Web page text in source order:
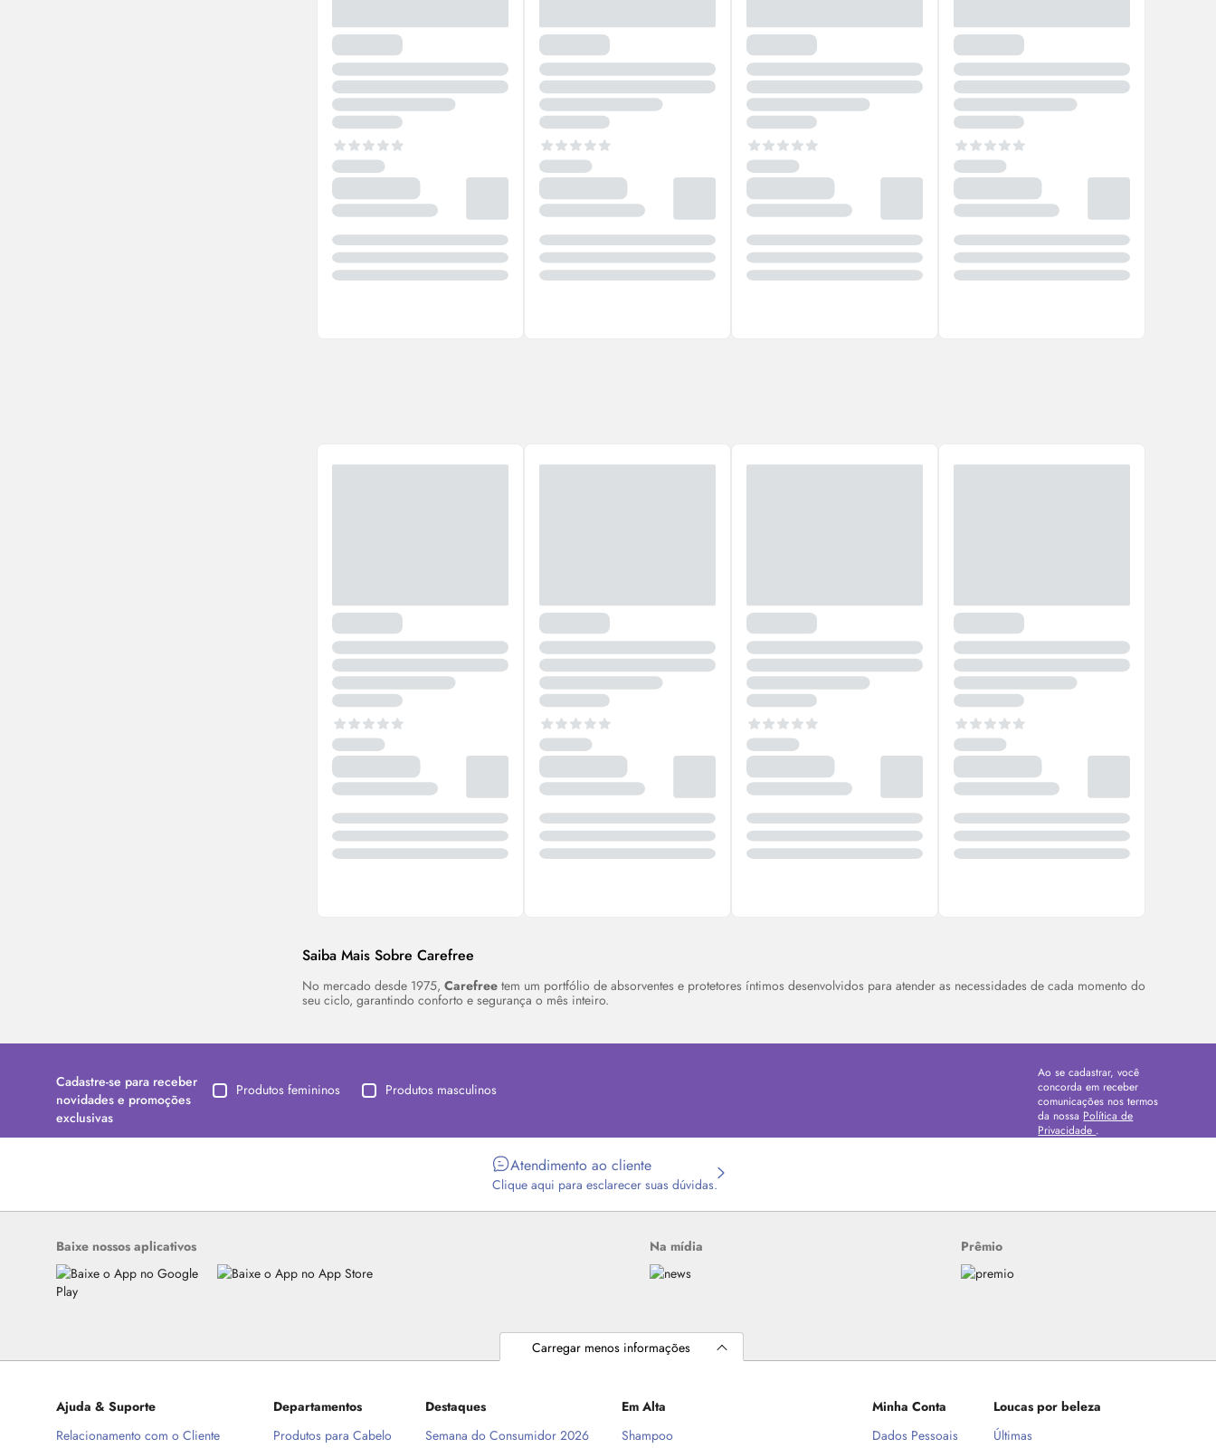
Saiba Mais Sobre Carefree
No mercado desde 1975,Carefree tem um portfólio de absorventes e protetores íntimos desenvolvidos para atender as necessidades de cada momento do
seu ciclo, garantindo conforto e segurança o mês inteiro.
Cadastre-se para receber
novidades e promoções
exclusivas
Produtos femininos Produtos masculinos
Ao se cadastrar, você
concorda em receber
comunicações nos termos
da nossa Política de
Privacidade .
Atendimento ao cliente
Clique aqui para esclarecer suas dúvidas.
Baixe nossos aplicativos Na mídia Prêmio
Carregar menos informações
Ajuda & Suporte
Relacionamento com o Cliente
Departamentos
Produtos para Cabelo
Destaques
Semana do Consumidor 2026
Em Alta
Shampoo
Minha Conta
Dados Pessoais
Loucas por beleza
Últimas